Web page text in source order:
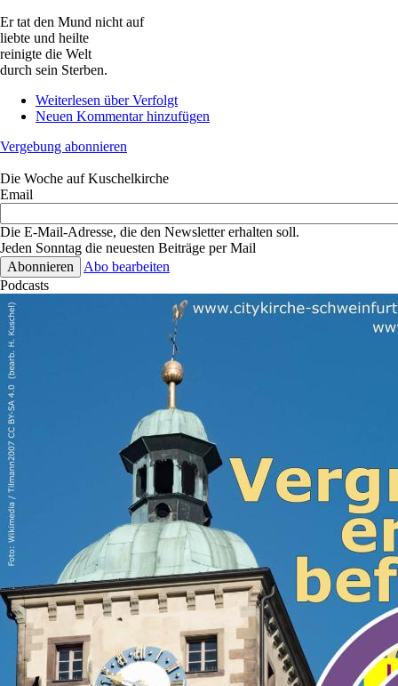
Er tat den Mund nicht auf
liebte und heilte
reinigte die Welt
durch sein Sterben.
Weiterlesen über Verfolgt
Neuen Kommentar hinzufügen
Vergebung abonnieren
Die Woche auf Kuschelkirche
Email
Die E-Mail-Adresse, die den Newsletter erhalten soll.
Jeden Sonntag die neuesten Beiträge per Mail
Abo bearbeiten
Podcasts